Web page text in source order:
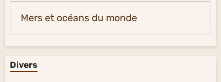
Mers et océans du monde
Divers